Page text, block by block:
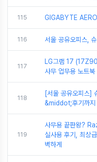
115 GIGABYTE
116 서울 공유오피스,
117
LG그램 17
사무 업무용 노트
118
[서울 공유오피스]
&middot;후기까지
119
사무용 끝판왕?
실사용 후기, 최상
벽하게